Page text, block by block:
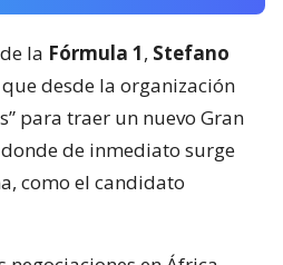
la Fórmula 1, Stefano
desde la organización
para traer un nuevo Gran
de inmediato surge
como el candidato